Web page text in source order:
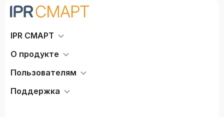
IPR СМАРТ
О продукте
Пользователям
Поддержка